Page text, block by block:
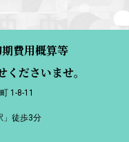
費用概算等
ださいませ。
1-8-11
」徒歩3分